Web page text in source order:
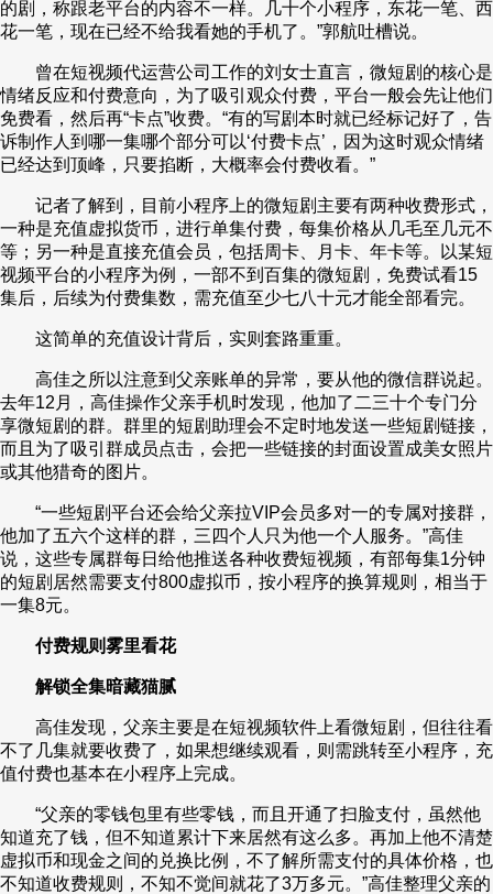
的剧，称跟老平台的内容不一样。几十个小程序，东花一笔、西
花一笔，现在已经不给我看她的手机了。”郭航吐槽说。
曾在短视频代运营公司工作的刘女士直言，微短剧的核心是
情绪反应和付费意向，为了吸引观众付费，平台一般会先让他们
免费看，然后再“卡点”收费。“有的写剧本时就已经标记好了，告
诉制作人到哪一集哪个部分可以‘付费卡点’，因为这时观众情绪
已经达到顶峰，只要掐断，大概率会付费收看。”
记者了解到，目前小程序上的微短剧主要有两种收费形式，
一种是充值虚拟货币，进行单集付费，每集价格从几毛至几元不
等；另一种是直接充值会员，包括周卡、月卡、年卡等。以某短
视频平台的小程序为例，一部不到百集的微短剧，免费试看15
集后，后续为付费集数，需充值至少七八十元才能全部看完。
这简单的充值设计背后，实则套路重重。
高佳之所以注意到父亲账单的异常，要从他的微信群说起。
去年12月，高佳操作父亲手机时发现，他加了二三十个专门分
享微短剧的群。群里的短剧助理会不定时地发送一些短剧链接，
而且为了吸引群成员点击，会把一些链接的封面设置成美女照片
或其他猎奇的图片。
“一些短剧平台还会给父亲拉VIP会员多对一的专属对接群，
他加了五六个这样的群，三四个人只为他一个人服务。”高佳
说，这些专属群每日给他推送各种收费短视频，有部每集1分钟
的短剧居然需要支付800虚拟币，按小程序的换算规则，相当于
一集8元。
付费规则雾里看花
解锁全集暗藏猫腻
高佳发现，父亲主要是在短视频软件上看微短剧，但往往看
不了几集就要收费了，如果想继续观看，则需跳转至小程序，充
值付费也基本在小程序上完成。
“父亲的零钱包里有些零钱，而且开通了扫脸支付，虽然他
知道充了钱，但不知道累计下来居然有这么多。再加上他不清楚
虚拟币和现金之间的兑换比例，不了解所需支付的具体价格，也
不知道收费规则，不知不觉间就花了3万多元。”高佳整理父亲的